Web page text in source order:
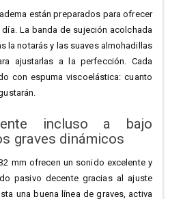
están preparados para ofrecer
La banda de sujeción acolchada
la notarás y las suaves almohadillas
ajustarlas a la perfección. Cada
con espuma viscoelástica: cuanto
incluso a bajo
graves dinámicos
mm ofrecen un sonido excelente y
pasivo decente gracias al ajuste
una buena línea de graves, activa